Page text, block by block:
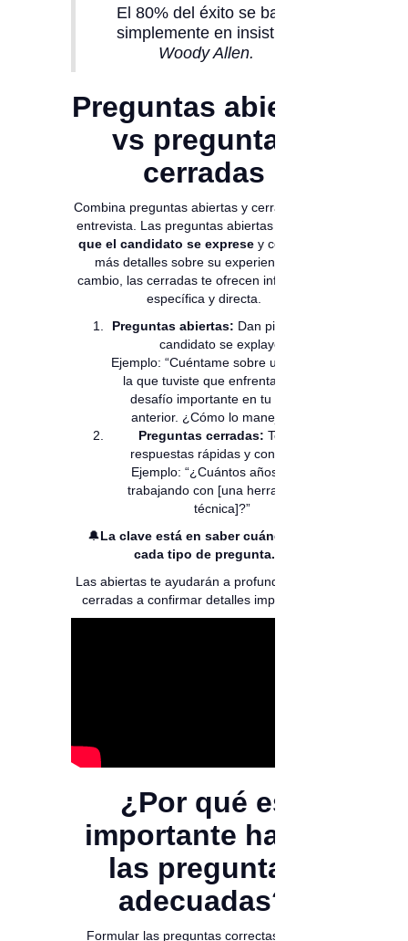
El 80% del éxito se basa
simplemente en insistir. -
Woody Allen.
Preguntas abiertas
vs preguntas
cerradas
Combina preguntas abiertas y cerradas en la
entrevista. Las preguntas abiertas
que el candidato se exprese y compartan
más detalles sobre su experiencia. En
cambio, las cerradas te ofrecen información
específica y directa.
Preguntas abiertas: Dan pie a que el
candidato se explaye.
Ejemplo: “Cuéntame sobre una vez en
la que tuviste que enfrentarte a un
desafío importante en tu trabajo
anterior. ¿Cómo lo manejaste?”
Preguntas cerradas: Te dan
respuestas rápidas y concretas.
Ejemplo: “¿Cuántos años llevas
trabajando con [una herramienta
técnica]?”
🔔La clave está en saber cuándo usar
cada tipo de pregunta.
Las abiertas te ayudarán a profundizar, y las
cerradas a confirmar detalles importantes.
¿Por qué es
importante hacer
las preguntas
adecuadas?
Formular las preguntas correctas en una